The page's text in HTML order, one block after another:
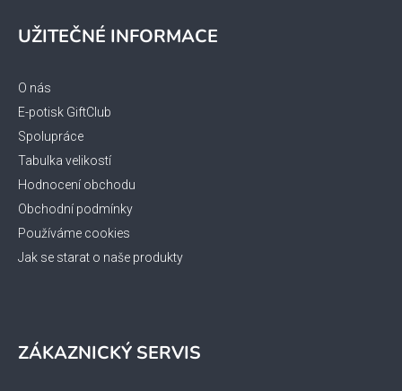
UŽITEČNÉ INFORMACE
O nás
E-potisk GiftClub
Spolupráce
Tabulka velikostí
Hodnocení obchodu
Obchodní podmínky
Používáme cookies
Jak se starat o naše produkty
ZÁKAZNICKÝ SERVIS